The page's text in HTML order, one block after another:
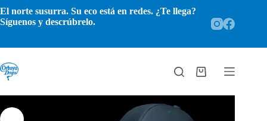
al
contenido
El norte susurra. Su eco está en redes. ¿Te llega?
Síguenos y descrúbrelo.
Carro
compra